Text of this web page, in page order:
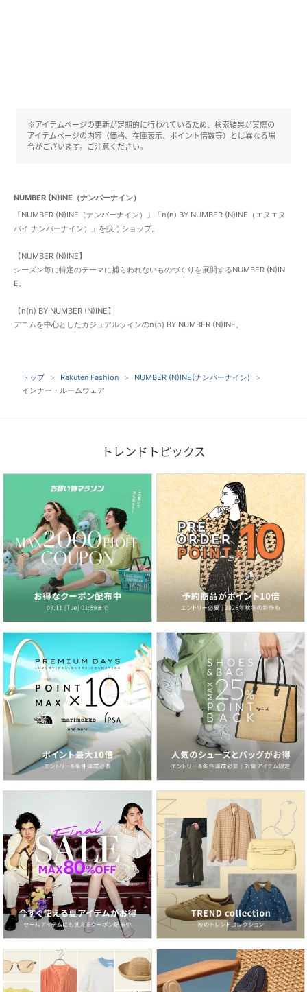
※アイテムページの更新が定期的に行われているため、検索結果が実際の
アイテムページの内容（価格、在庫表示、ポイント倍数等）とは異なる場
合がございます。ご注意ください。
NUMBER (N)INE（ナンバーナイン）
「NUMBER (N)INE（ナンバーナイン）」「n(n) BY NUMBER (N)INE（エヌエヌ
バイ ナンバーナイン）」を扱うショップ。
【NUMBER (N)INE】
シーズン毎に特定のテーマに捕らわれないものづくりを展開するNUMBER (N)IN
E。
【n(n) BY NUMBER (N)INE】
デニムを中心としたカジュアルラインのn(n) BY NUMBER (N)INE。
トップ Rakuten Fashion
NUMBER (N)INE(ナンバーナイン)
インナー・ルームウェア
トレンドトピックス